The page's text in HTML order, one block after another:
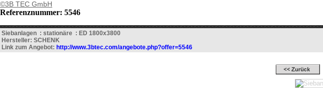
©3B TEC GmbH
Referenznummer: 5546
Siebanlagen : stationäre : ED 1800x3800
Hersteller: SCHENK
Link zum Angebot: http://www.3btec.com/angebote.php?offer=5546